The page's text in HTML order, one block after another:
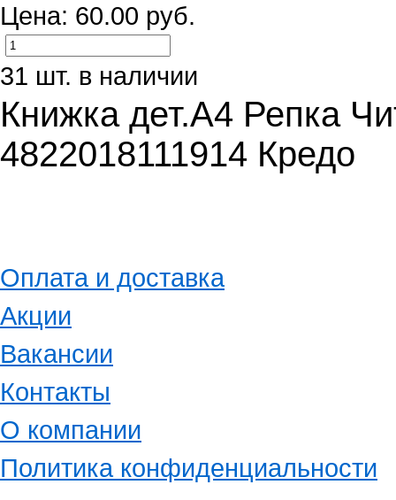
Цена: 60.00 руб.
31 шт. в наличии
Книжка дет.А4 Репка
4822018111914 Кредо
Оплата и доставка
Акции
Вакансии
Контакты
О компании
Политика конфиденциальности